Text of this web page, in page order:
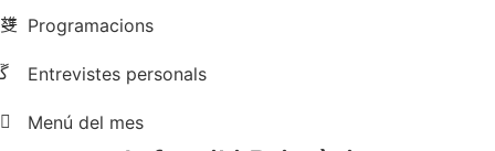
Programacions
Entrevistes personals
Menú del mes